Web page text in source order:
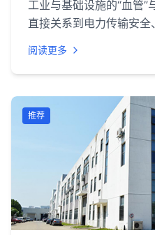
工业与基础设施的“血管”
直接关系到电力传输安全
速、新能源产业持续扩张
市场对线缆产品的需求
品的技术含量、环境适
更高要求。然而，面对市
杂、应用场景各异的现
何在确保安全可靠的前
效益与本地化服务？本
不同发展路径的代表性
考。
阅读更多
推荐